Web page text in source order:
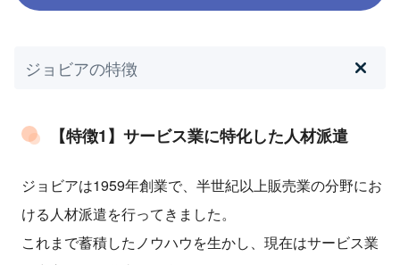
ジョビアの特徴
【特徴1】サービス業に特化した人材派遣
ジョビアは1959年創業で、半世紀以上販売業の分野にお
ける人材派遣を行ってきました。
これまで蓄積したノウハウを生かし、現在はサービス業